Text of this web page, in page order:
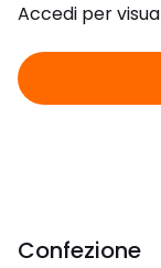
Accedi per
Confezione